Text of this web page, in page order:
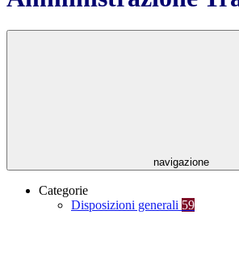
navigazione
Categorie
Disposizioni generali 59